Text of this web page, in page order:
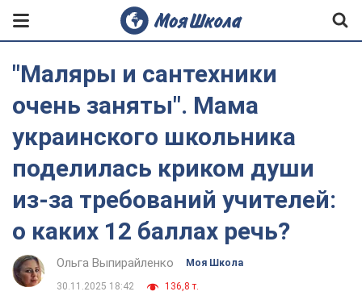
"Маляры и сантехники
очень заняты". Мама
украинского школьника
поделилась криком души
из-за требований учителей:
о каких 12 баллах речь?
Ольга Выпирайленко Моя Школа
30.11.2025 18:42 136,8 т.